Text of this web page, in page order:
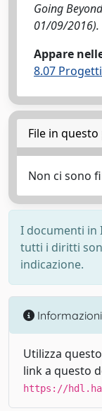
Going
01/09/2016).
Appare
8.07
File in
Non ci sono
I documenti in
tutti i diritti
indicazione.
Informazioni
Utilizza
link a questo
https://